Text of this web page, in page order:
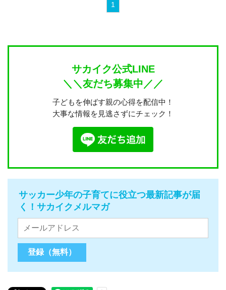
1
サカイク公式LINE
＼＼友だち募集中／／
子どもを伸ばす親の心得を配信中！
大事な情報を見逃さずにチェック！
サッカー少年の子育てに役立つ最新記事が届
く！サカイクメルマガ